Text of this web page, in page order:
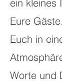
ein kleines
Eure
Euch in
Worte und